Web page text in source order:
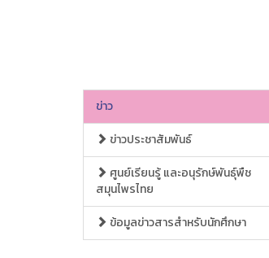
ข่าว
ข่าวประชาสัมพันธ์
ศูนย์เรียนรู้ และอนุรักษ์พันธุ์พืช
สมุนไพรไทย
ข้อมูลข่าวสารสำหรับนักศึกษา